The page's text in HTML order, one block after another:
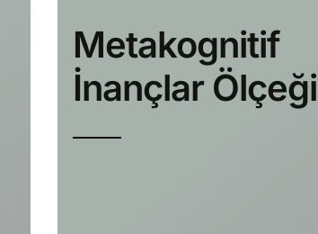
Metakognitif
İnançlar Ölçeği